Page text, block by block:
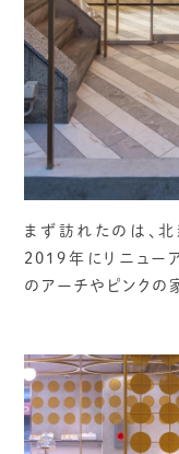
まず訪れたのは、北
2019年にリニュー
のアーチやピンクの